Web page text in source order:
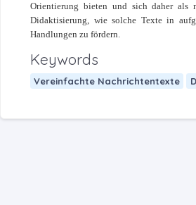
Orientierung bieten und sich daher als
Didaktisierung, wie solche Texte in
Handlungen zu fördern.
Keywords
Vereinfachte Nachrichtentexte